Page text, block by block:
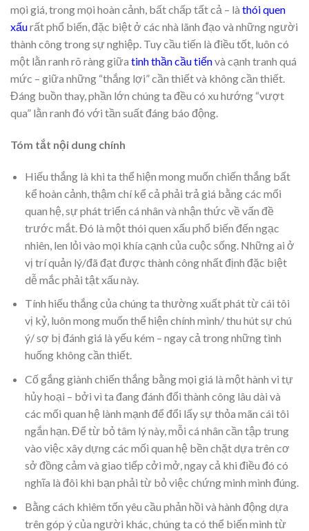
mọi giá, trong mọi hoàn cảnh, bất chấp tất cả – là thói quen
xấurất phổ biến, đặc biệt ở các nhà lãnh đạo và những người
thành công trong sự nghiệp. Tuy cầu tiến là điều tốt, luôn có
một lằn ranh rõ ràng giữa tinh thần cầu tiếnvà cạnh tranh quá
mức – giữa những “thắng lợi” cần thiết và không cần thiết.
Đáng buồn thay, phần lớn chúng ta đều có xu hướng “vượt
qua” lằn ranh đó với tần suất đáng báo động.
Tóm tắt nội dung chính
Hiếu thắng là khi ta thể hiện mong muốn chiến thắng bất
kể hoàn cảnh, thậm chí kể cả phải trả giá bằng các mối
quan hệ, sự phát triển cá nhân và nhận thức về vấn đề
trước mắt. Đó là một thói quen xấu phổ biến đến ngạc
nhiên, len lỏi vào mọi khía cạnh của cuộc sống. Những ai ở
vị trí quản lý/đã đạt được thành công nhất định đặc biệt
dễ mắc phải tật xấu này.
Tính hiếu thắng của chúng ta thường xuất phát từ cái tôi
vị kỷ, luôn mong muốn thể hiện chính mình/ thu hút sự chú
ý/ sợ bị đánh giá là yếu kém – ngay cả trong những tình
huống không cần thiết.
Cố gắng giành chiến thắng bằng mọi giá là một hành vi tự
hủy hoại – bởi vì ta đang đánh đổi thành công lâu dài và
các mối quan hệ lành mạnh để đổi lấy sự thỏa mãn cái tôi
ngắn hạn. Để từ bỏ tâm lý này, mỗi cá nhân cần tập trung
vào việc xây dựng các mối quan hệ bền chặt dựa trên cơ
sở đồng cảm và giao tiếp cởi mở, ngay cả khi điều đó có
nghĩa là đôi khi bạn phải từ bỏ việc chứng minh mình đúng.
Bằng cách khiêm tốn yêu cầu phản hồi và hành động dựa
trên góp ý của người khác, chúng ta có thể biến mình từ